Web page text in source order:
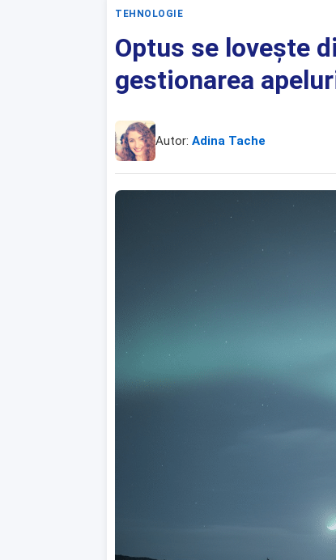
TEHNOLOGIE
Optus se lovește
gestionarea
Autor: Adina Tache